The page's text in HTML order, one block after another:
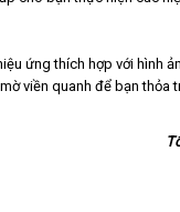
ứng thích hợp với hình
viền quanh để bạn thỏa